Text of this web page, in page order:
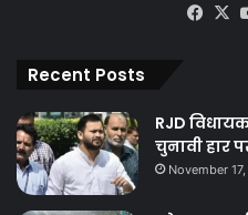
Recent Posts
RJD
चुनावी
November